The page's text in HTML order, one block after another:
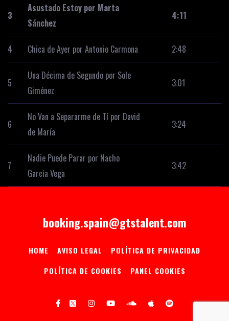
3
Asustado Estoy por Marta
Sánchez
4:11
4 Chica de Ayer por Antonio Carmona 2:48
5
Una Décima de Segundo por Sole
Giménez
3:01
6
No Van a Separarme de Tí por David
de María
3:24
7
Nadie Puede Parar por Nacho
García Vega
3:42
booking.spain@gtstalent.com
HOME AVISO LEGAL
POLÍTICA DE PRIVACIDAD
POLÍTICA DE COOKIES
PANEL COOKIES